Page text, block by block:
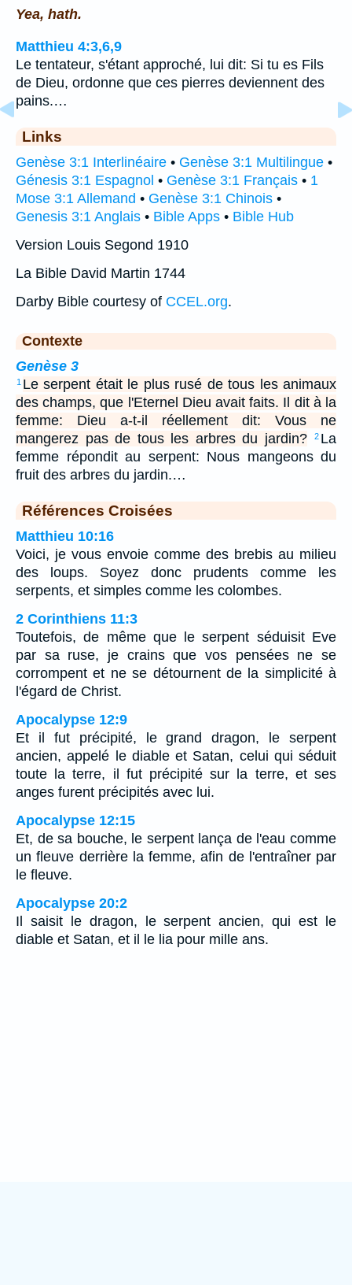
Yea, hath.
Matthieu 4:3,6,9
Le tentateur, s'étant approché, lui dit: Si tu es Fils
de Dieu, ordonne que ces pierres deviennent des
pains.…
Links
Genèse 3:1 Interlinéaire • Genèse 3:1 Multilingue •
Génesis 3:1 Espagnol • Genèse 3:1 Français • 1
Mose 3:1 Allemand • Genèse 3:1 Chinois •
Genesis 3:1 Anglais • Bible Apps • Bible Hub
Version Louis Segond 1910
La Bible David Martin 1744
Darby Bible courtesy of CCEL.org.
Contexte
Genèse 3
1 Le serpent était le plus rusé de tous les animaux
des champs, que l'Eternel Dieu avait faits. Il dit à la
femme: Dieu a-t-il réellement dit: Vous ne
mangerez pas de tous les arbres du jardin?
2 La
femme répondit au serpent: Nous mangeons du
fruit des arbres du jardin.…
Références Croisées
Matthieu 10:16
Voici, je vous envoie comme des brebis au milieu
des loups. Soyez donc prudents comme les
serpents, et simples comme les colombes.
2 Corinthiens 11:3
Toutefois, de même que le serpent séduisit Eve
par sa ruse, je crains que vos pensées ne se
corrompent et ne se détournent de la simplicité à
l'égard de Christ.
Apocalypse 12:9
Et il fut précipité, le grand dragon, le serpent
ancien, appelé le diable et Satan, celui qui séduit
toute la terre, il fut précipité sur la terre, et ses
anges furent précipités avec lui.
Apocalypse 12:15
Et, de sa bouche, le serpent lança de l'eau comme
un fleuve derrière la femme, afin de l'entraîner par
le fleuve.
Apocalypse 20:2
Il saisit le dragon, le serpent ancien, qui est le
diable et Satan, et il le lia pour mille ans.